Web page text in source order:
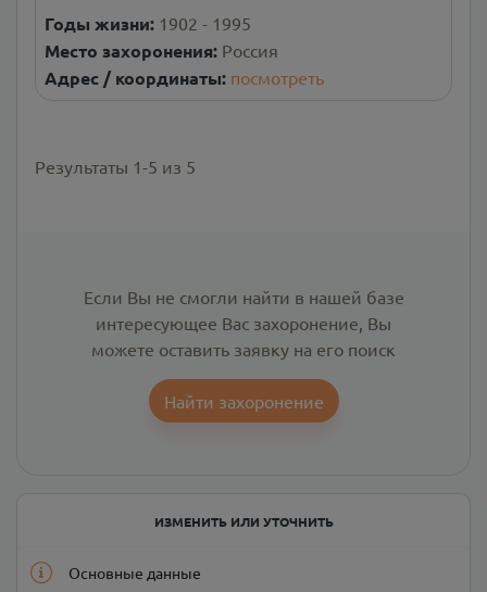
Годы жизни: 1902 - 1995
Место захоронения: Россия
Адрес / координаты: посмотреть
Результаты 1-5 из 5
Если Вы не смогли найти в нашей базе
интересующее Вас захоронение, Вы
можете оставить заявку на его поиск
Найти захоронение
ИЗМЕНИТЬ ИЛИ УТОЧНИТЬ
Основные данные